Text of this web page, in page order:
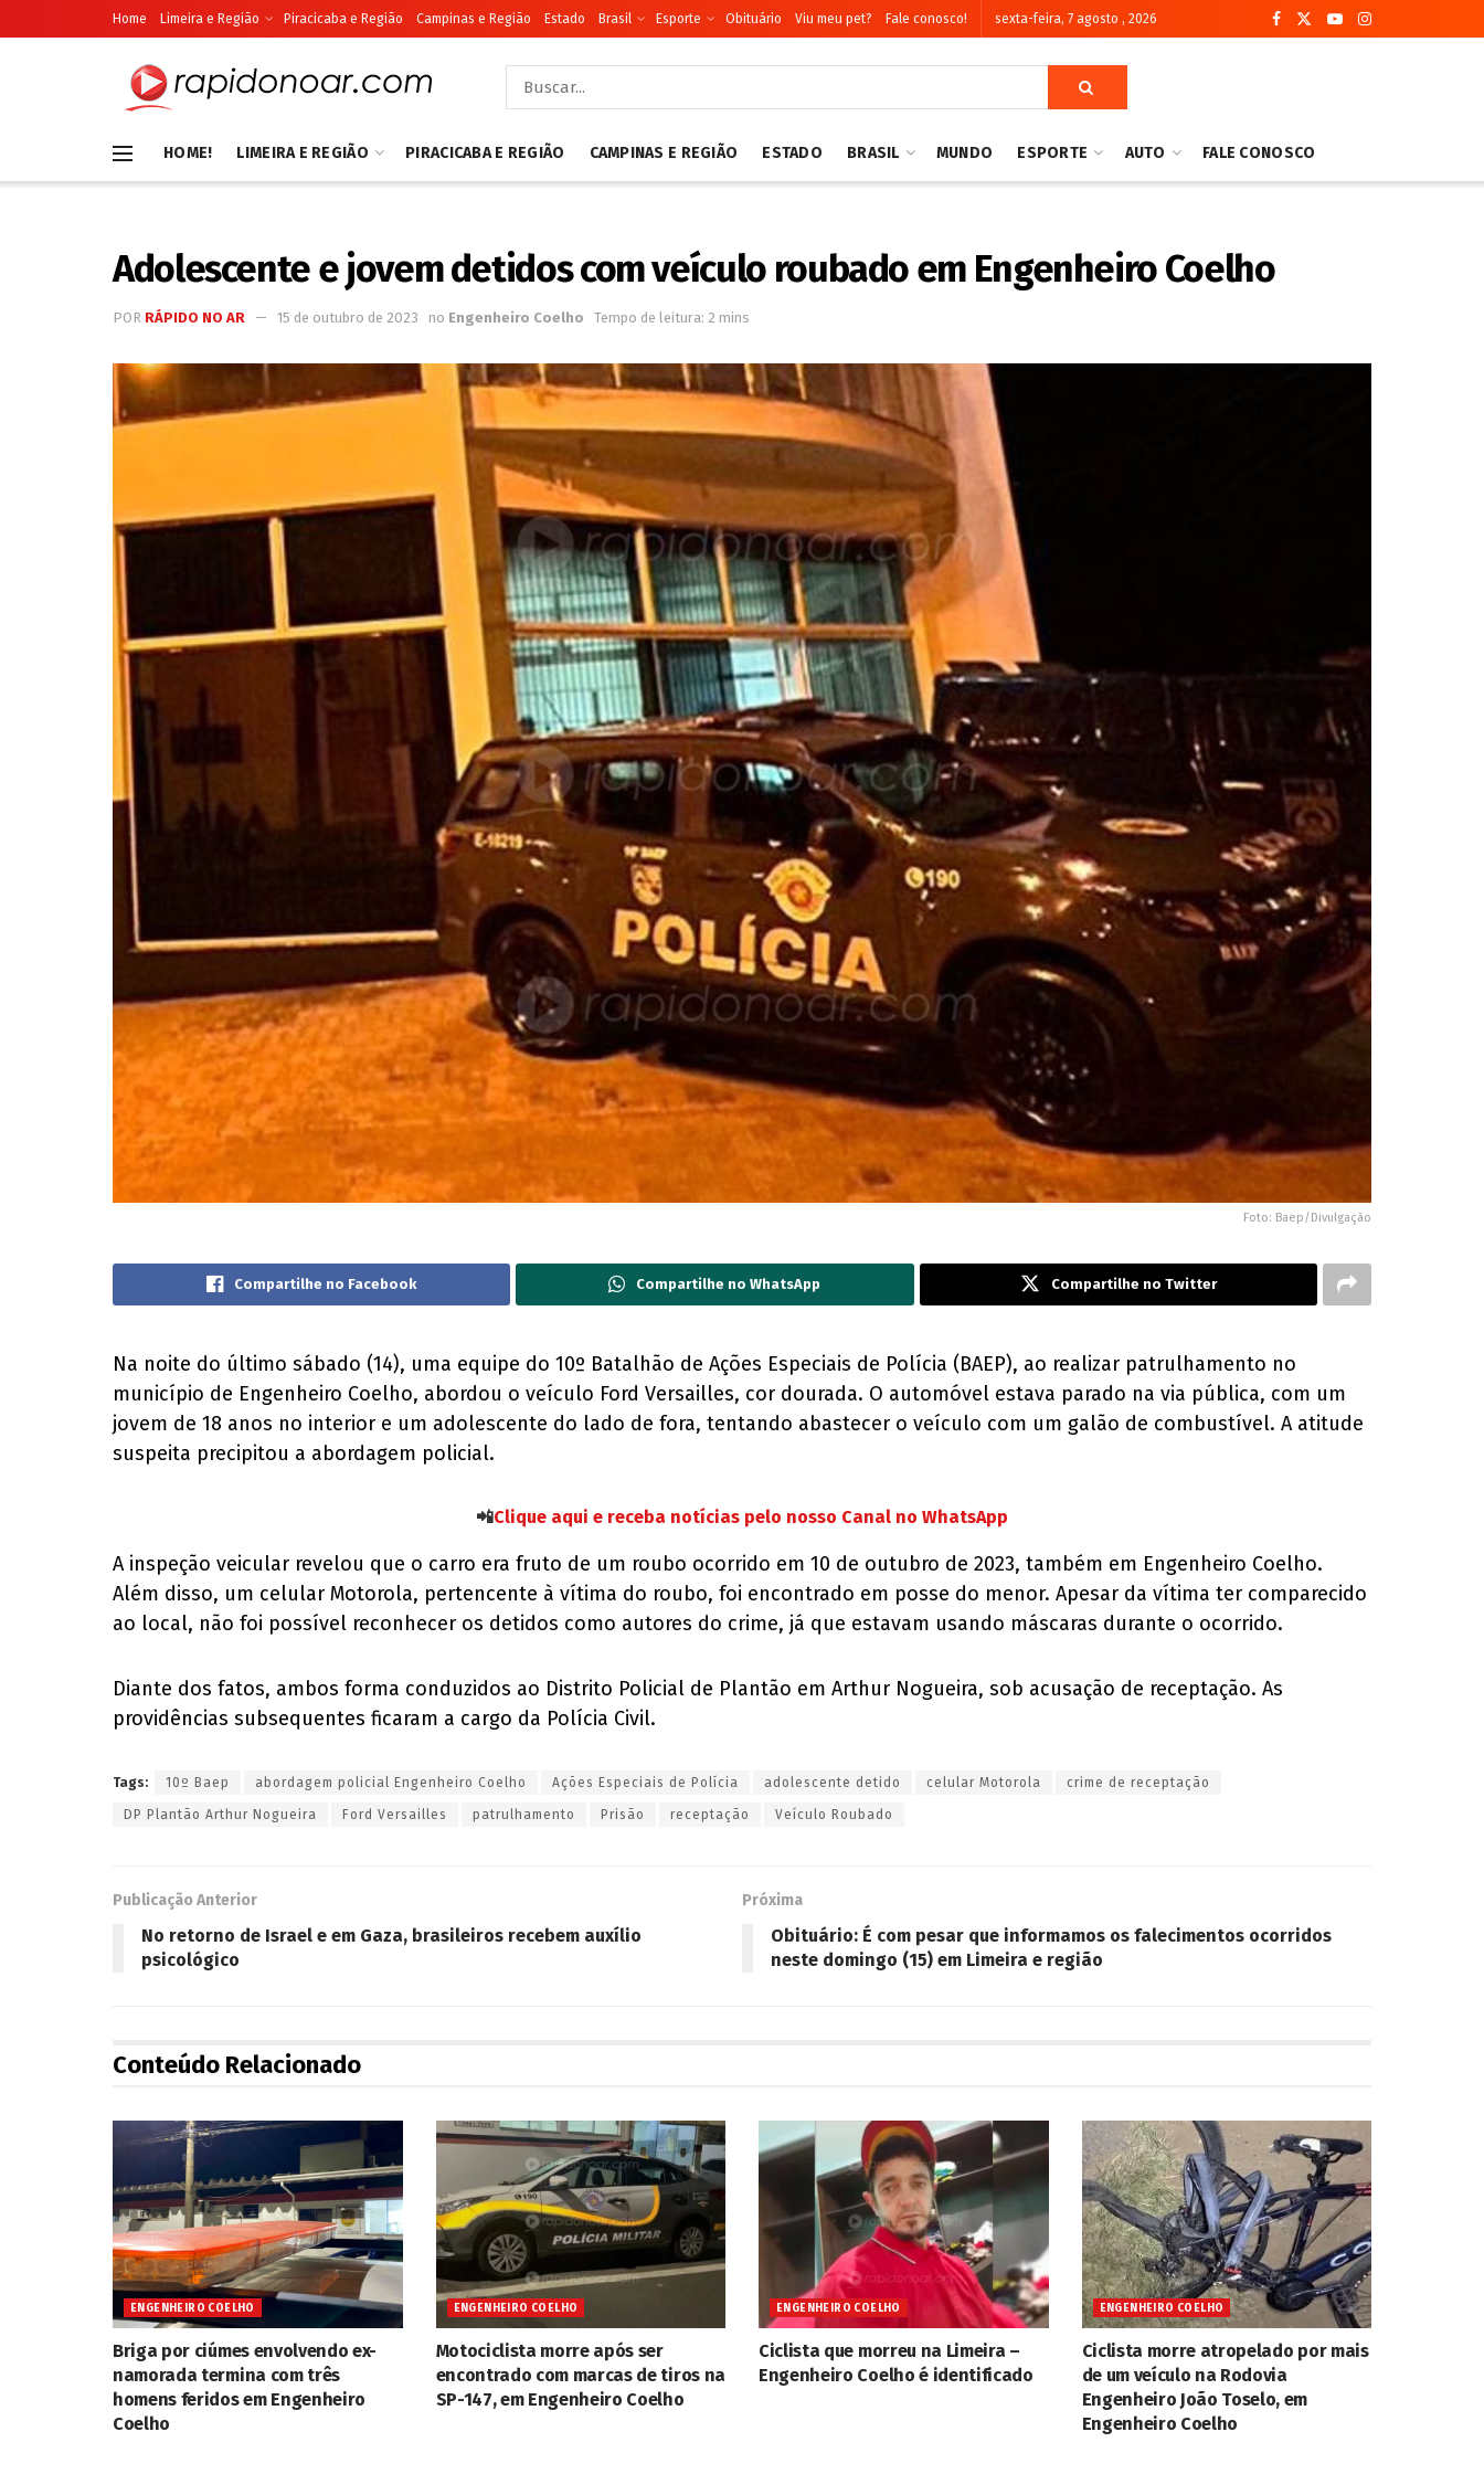
Home Limeira e Região Piracicaba e Região Campinas e Região Estado Brasil Esporte Obituário Viu meu pet? Fale conosco! sexta-feira, 7 agosto , 2026
HOME! LIMEIRA E REGIÃO PIRACICABA E REGIÃO CAMPINAS E REGIÃO ESTADO BRASIL MUNDO ESPORTE AUTO FALE CONOSCO
Adolescente e jovem detidos com veículo roubado em Engenheiro Coelho
POR RÁPIDO NO AR 15 de outubro de 2023 no Engenheiro Coelho Tempo de leitura: 2 mins
Foto: Baep/Divulgação
Compartilhe no Facebook Compartilhe no WhatsApp Compartilhe no Twitter
Na noite do último sábado (14), uma equipe do 10º Batalhão de Ações Especiais de Polícia (BAEP), ao realizar patrulhamento no
município de Engenheiro Coelho, abordou o veículo Ford Versailles, cor dourada. O automóvel estava parado na via pública, com um
jovem de 18 anos no interior e um adolescente do lado de fora, tentando abastecer o veículo com um galão de combustível. A atitude
suspeita precipitou a abordagem policial.
📲Clique aqui e receba notícias pelo nosso Canal no WhatsApp
A inspeção veicular revelou que o carro era fruto de um roubo ocorrido em 10 de outubro de 2023, também em Engenheiro Coelho.
Além disso, um celular Motorola, pertencente à vítima do roubo, foi encontrado em posse do menor. Apesar da vítima ter comparecido
ao local, não foi possível reconhecer os detidos como autores do crime, já que estavam usando máscaras durante o ocorrido.
Diante dos fatos, ambos forma conduzidos ao Distrito Policial de Plantão em Arthur Nogueira, sob acusação de receptação. As
providências subsequentes ficaram a cargo da Polícia Civil.
Tags: 10º Baep abordagem policial Engenheiro Coelho Ações Especiais de Polícia adolescente detido celular Motorola crime de receptação
DP Plantão Arthur Nogueira Ford Versailles patrulhamento Prisão receptação Veículo Roubado
Publicação Anterior
No retorno de Israel e em Gaza, brasileiros recebem auxílio
psicológico
Próxima
Obituário: É com pesar que informamos os falecimentos ocorridos
neste domingo (15) em Limeira e região
Conteúdo Relacionado
ENGENHEIRO COELHO
Briga por ciúmes envolvendo ex-
namorada termina com três
homens feridos em Engenheiro
Coelho
ENGENHEIRO COELHO
Motociclista morre após ser
encontrado com marcas de tiros na
SP-147, em Engenheiro Coelho
ENGENHEIRO COELHO
Ciclista que morreu na Limeira –
Engenheiro Coelho é identificado
ENGENHEIRO COELHO
Ciclista morre atropelado por mais
de um veículo na Rodovia
Engenheiro João Toselo, em
Engenheiro Coelho